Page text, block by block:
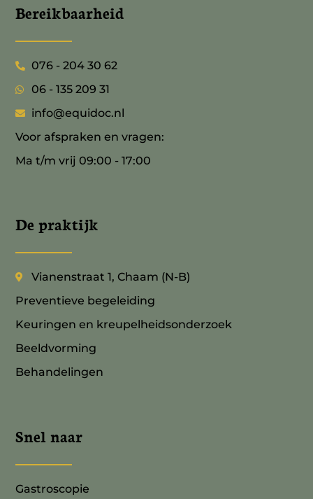
Bereikbaarheid
076 - 204 30 62
06 - 135 209 31
info@equidoc.nl
Voor afspraken en vragen:
Ma t/m vrij 09:00 - 17:00
De praktijk
Vianenstraat 1, Chaam (N-B)
Preventieve begeleiding
Keuringen en kreupelheidsonderzoek
Beeldvorming
Behandelingen
Snel naar
Gastroscopie